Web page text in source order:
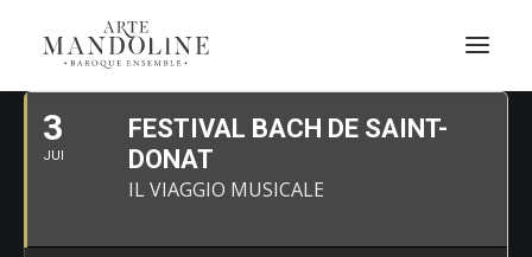
JUILLET, 2025
3
JUI
FESTIVAL BACH DE SAINT-
DONAT
IL VIAGGIO MUSICALE